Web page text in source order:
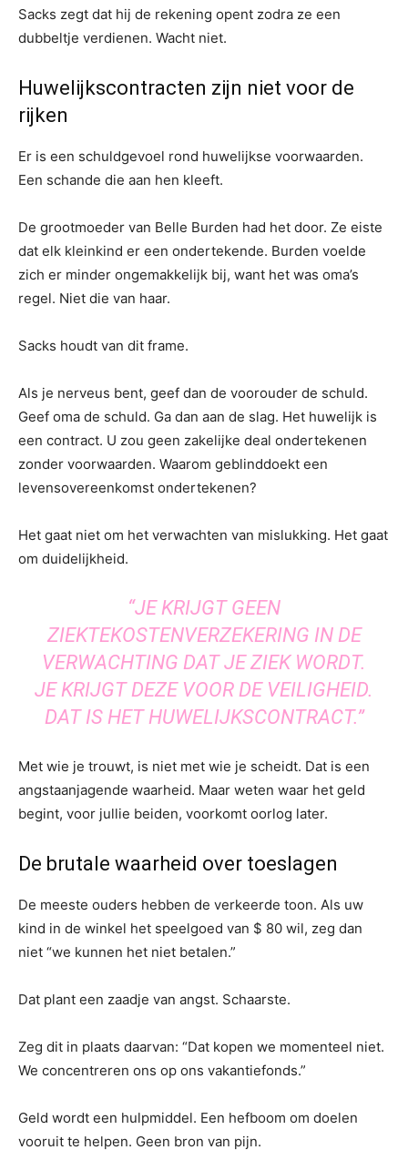
Sacks zegt dat hij de rekening opent zodra ze een
dubbeltje verdienen. Wacht niet.
Huwelijkscontracten zijn niet voor de
rijken
Er is een schuldgevoel rond huwelijkse voorwaarden.
Een schande die aan hen kleeft.
De grootmoeder van Belle Burden had het door. Ze eiste
dat elk kleinkind er een ondertekende. Burden voelde
zich er minder ongemakkelijk bij, want het was oma’s
regel. Niet die van haar.
Sacks houdt van dit frame.
Als je nerveus bent, geef dan de voorouder de schuld.
Geef oma de schuld. Ga dan aan de slag. Het huwelijk is
een contract. U zou geen zakelijke deal ondertekenen
zonder voorwaarden. Waarom geblinddoekt een
levensovereenkomst ondertekenen?
Het gaat niet om het verwachten van mislukking. Het gaat
om duidelijkheid.
“JE KRIJGT GEEN
ZIEKTEKOSTENVERZEKERING IN DE
VERWACHTING DAT JE ZIEK WORDT.
JE KRIJGT DEZE VOOR DE VEILIGHEID.
DAT IS HET HUWELIJKSCONTRACT.”
Met wie je trouwt, is niet met wie je scheidt. Dat is een
angstaanjagende waarheid. Maar weten waar het geld
begint, voor jullie beiden, voorkomt oorlog later.
De brutale waarheid over toeslagen
De meeste ouders hebben de verkeerde toon. Als uw
kind in de winkel het speelgoed van $ 80 wil, zeg dan
niet “we kunnen het niet betalen.”
Dat plant een zaadje van angst. Schaarste.
Zeg dit in plaats daarvan: “Dat kopen we momenteel niet.
We concentreren ons op ons vakantiefonds.”
Geld wordt een hulpmiddel. Een hefboom om doelen
vooruit te helpen. Geen bron van pijn.